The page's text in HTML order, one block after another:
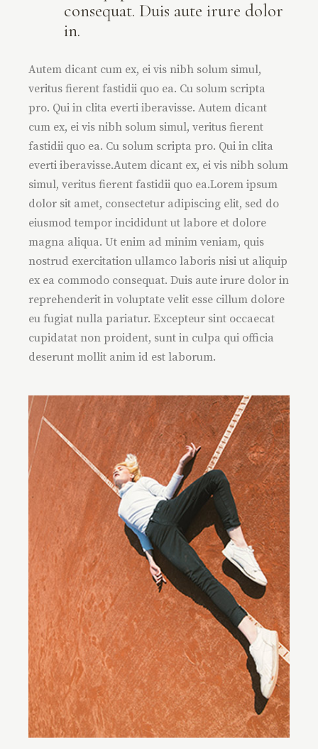
consequat. Duis aute irure dolor
in.
Autem dicant cum ex, ei vis nibh solum simul,
veritus fierent fastidii quo ea. Cu solum scripta
pro. Qui in clita everti iberavisse. Autem dicant
cum ex, ei vis nibh solum simul, veritus fierent
fastidii quo ea. Cu solum scripta pro. Qui in clita
everti iberavisse.Autem dicant ex, ei vis nibh solum
simul, veritus fierent fastidii quo ea.Lorem ipsum
dolor sit amet, consectetur adipiscing elit, sed do
eiusmod tempor incididunt ut labore et dolore
magna aliqua. Ut enim ad minim veniam, quis
nostrud exercitation ullamco laboris nisi ut aliquip
ex ea commodo consequat. Duis aute irure dolor in
reprehenderit in voluptate velit esse cillum dolore
eu fugiat nulla pariatur. Excepteur sint occaecat
cupidatat non proident, sunt in culpa qui officia
deserunt mollit anim id est laborum.